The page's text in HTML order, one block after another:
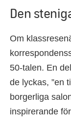
Den
Om
50-talen. En
de lyckas, ”en
borgerliga
inspirerande